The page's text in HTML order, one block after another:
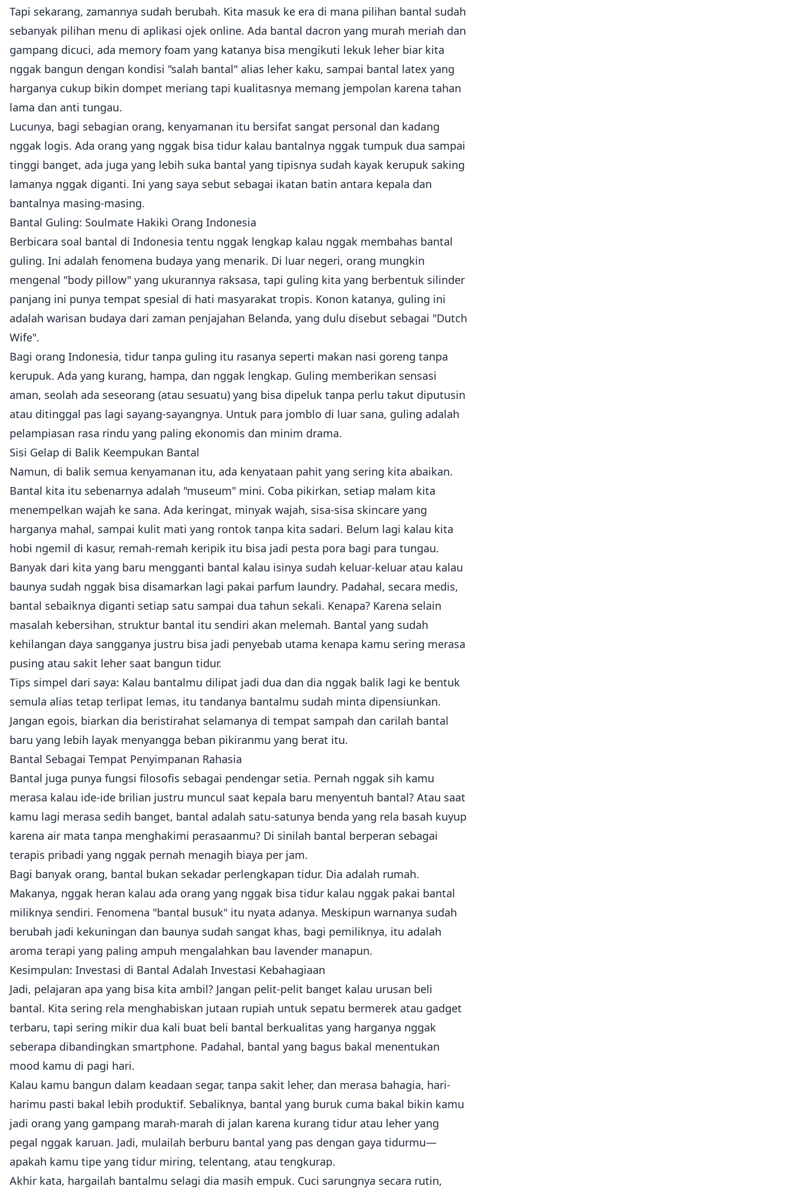
Tapi sekarang, zamannya sudah berubah. Kita masuk ke era di mana pilihan bantal sudah
sebanyak pilihan menu di aplikasi ojek online. Ada bantal dacron yang murah meriah dan
gampang dicuci, ada memory foam yang katanya bisa mengikuti lekuk leher biar kita
nggak bangun dengan kondisi "salah bantal" alias leher kaku, sampai bantal latex yang
harganya cukup bikin dompet meriang tapi kualitasnya memang jempolan karena tahan
lama dan anti tungau.
Lucunya, bagi sebagian orang, kenyamanan itu bersifat sangat personal dan kadang
nggak logis. Ada orang yang nggak bisa tidur kalau bantalnya nggak tumpuk dua sampai
tinggi banget, ada juga yang lebih suka bantal yang tipisnya sudah kayak kerupuk saking
lamanya nggak diganti. Ini yang saya sebut sebagai ikatan batin antara kepala dan
bantalnya masing-masing.
Bantal Guling: Soulmate Hakiki Orang Indonesia
Berbicara soal bantal di Indonesia tentu nggak lengkap kalau nggak membahas bantal
guling. Ini adalah fenomena budaya yang menarik. Di luar negeri, orang mungkin
mengenal "body pillow" yang ukurannya raksasa, tapi guling kita yang berbentuk silinder
panjang ini punya tempat spesial di hati masyarakat tropis. Konon katanya, guling ini
adalah warisan budaya dari zaman penjajahan Belanda, yang dulu disebut sebagai "Dutch
Wife".
Bagi orang Indonesia, tidur tanpa guling itu rasanya seperti makan nasi goreng tanpa
kerupuk. Ada yang kurang, hampa, dan nggak lengkap. Guling memberikan sensasi
aman, seolah ada seseorang (atau sesuatu) yang bisa dipeluk tanpa perlu takut diputusin
atau ditinggal pas lagi sayang-sayangnya. Untuk para jomblo di luar sana, guling adalah
pelampiasan rasa rindu yang paling ekonomis dan minim drama.
Sisi Gelap di Balik Keempukan Bantal
Namun, di balik semua kenyamanan itu, ada kenyataan pahit yang sering kita abaikan.
Bantal kita itu sebenarnya adalah "museum" mini. Coba pikirkan, setiap malam kita
menempelkan wajah ke sana. Ada keringat, minyak wajah, sisa-sisa skincare yang
harganya mahal, sampai kulit mati yang rontok tanpa kita sadari. Belum lagi kalau kita
hobi ngemil di kasur, remah-remah keripik itu bisa jadi pesta pora bagi para tungau.
Banyak dari kita yang baru mengganti bantal kalau isinya sudah keluar-keluar atau kalau
baunya sudah nggak bisa disamarkan lagi pakai parfum laundry. Padahal, secara medis,
bantal sebaiknya diganti setiap satu sampai dua tahun sekali. Kenapa? Karena selain
masalah kebersihan, struktur bantal itu sendiri akan melemah. Bantal yang sudah
kehilangan daya sangganya justru bisa jadi penyebab utama kenapa kamu sering merasa
pusing atau sakit leher saat bangun tidur.
Tips simpel dari saya: Kalau bantalmu dilipat jadi dua dan dia nggak balik lagi ke bentuk
semula alias tetap terlipat lemas, itu tandanya bantalmu sudah minta dipensiunkan.
Jangan egois, biarkan dia beristirahat selamanya di tempat sampah dan carilah bantal
baru yang lebih layak menyangga beban pikiranmu yang berat itu.
Bantal Sebagai Tempat Penyimpanan Rahasia
Bantal juga punya fungsi filosofis sebagai pendengar setia. Pernah nggak sih kamu
merasa kalau ide-ide brilian justru muncul saat kepala baru menyentuh bantal? Atau saat
kamu lagi merasa sedih banget, bantal adalah satu-satunya benda yang rela basah kuyup
karena air mata tanpa menghakimi perasaanmu? Di sinilah bantal berperan sebagai
terapis pribadi yang nggak pernah menagih biaya per jam.
Bagi banyak orang, bantal bukan sekadar perlengkapan tidur. Dia adalah rumah.
Makanya, nggak heran kalau ada orang yang nggak bisa tidur kalau nggak pakai bantal
miliknya sendiri. Fenomena "bantal busuk" itu nyata adanya. Meskipun warnanya sudah
berubah jadi kekuningan dan baunya sudah sangat khas, bagi pemiliknya, itu adalah
aroma terapi yang paling ampuh mengalahkan bau lavender manapun.
Kesimpulan: Investasi di Bantal Adalah Investasi Kebahagiaan
Jadi, pelajaran apa yang bisa kita ambil? Jangan pelit-pelit banget kalau urusan beli
bantal. Kita sering rela menghabiskan jutaan rupiah untuk sepatu bermerek atau gadget
terbaru, tapi sering mikir dua kali buat beli bantal berkualitas yang harganya nggak
seberapa dibandingkan smartphone. Padahal, bantal yang bagus bakal menentukan
mood kamu di pagi hari.
Kalau kamu bangun dalam keadaan segar, tanpa sakit leher, dan merasa bahagia, hari-
harimu pasti bakal lebih produktif. Sebaliknya, bantal yang buruk cuma bakal bikin kamu
jadi orang yang gampang marah-marah di jalan karena kurang tidur atau leher yang
pegal nggak karuan. Jadi, mulailah berburu bantal yang pas dengan gaya tidurmu—
apakah kamu tipe yang tidur miring, telentang, atau tengkurap.
Akhir kata, hargailah bantalmu selagi dia masih empuk. Cuci sarungnya secara rutin,